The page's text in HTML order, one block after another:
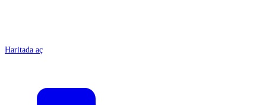
Haritada aç